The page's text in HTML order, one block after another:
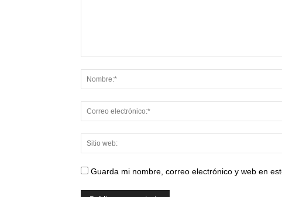
Guarda mi nombre, correo electrónico y web en